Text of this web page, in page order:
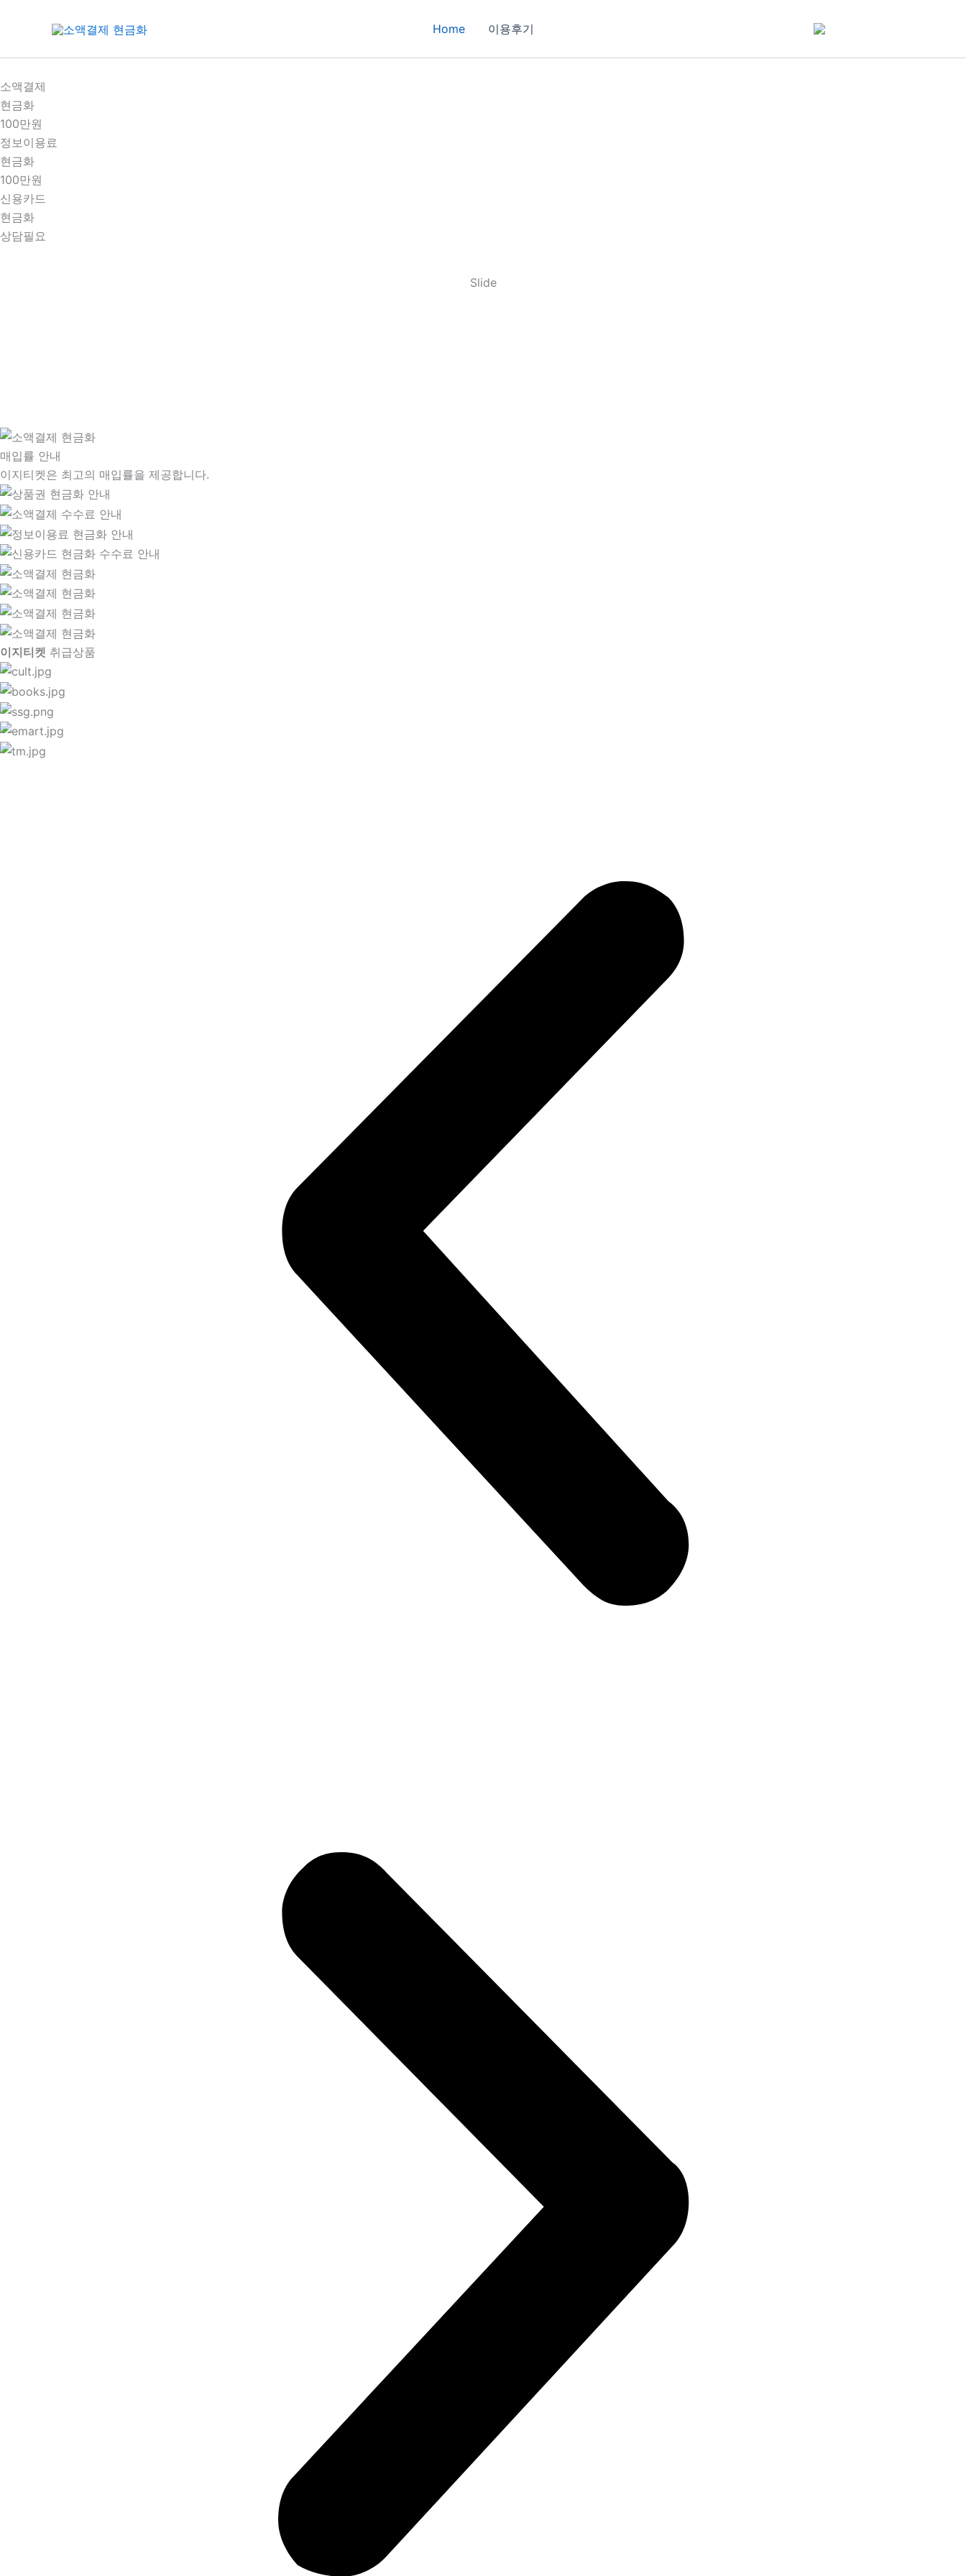
건
너
뛰
기
Home 이용후기
소액결제
현금화
100만원
정보이용료
현금화
100만원
신용카드
현금화
상담필요
Slide
매입률 안내
이지티켓은 최고의 매입률을 제공합니다.
이지티켓 취급상품